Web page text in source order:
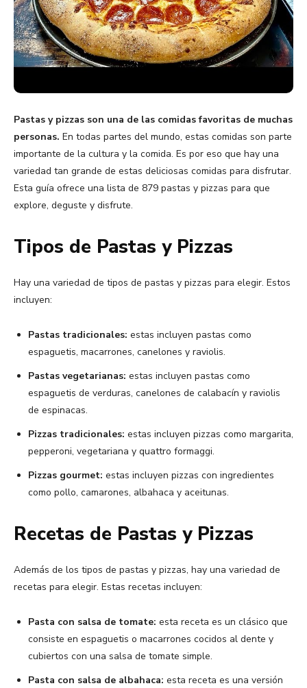
Pastas y pizzas son una de las comidas favoritas de muchas
personas. En todas partes del mundo, estas comidas son parte
importante de la cultura y la comida. Es por eso que hay una
variedad tan grande de estas deliciosas comidas para disfrutar.
Esta guía ofrece una lista de 879 pastas y pizzas para que
explore, deguste y disfrute.
Tipos de Pastas y Pizzas
Hay una variedad de tipos de pastas y pizzas para elegir. Estos
incluyen:
Pastas tradicionales: estas incluyen pastas como
espaguetis, macarrones, canelones y raviolis.
Pastas vegetarianas: estas incluyen pastas como
espaguetis de verduras, canelones de calabacín y raviolis
de espinacas.
Pizzas tradicionales: estas incluyen pizzas como margarita,
pepperoni, vegetariana y quattro formaggi.
Pizzas gourmet: estas incluyen pizzas con ingredientes
como pollo, camarones, albahaca y aceitunas.
Recetas de Pastas y Pizzas
Además de los tipos de pastas y pizzas, hay una variedad de
recetas para elegir. Estas recetas incluyen:
Pasta con salsa de tomate: esta receta es un clásico que
consiste en espaguetis o macarrones cocidos al dente y
cubiertos con una salsa de tomate simple.
Pasta con salsa de albahaca: esta receta es una versión